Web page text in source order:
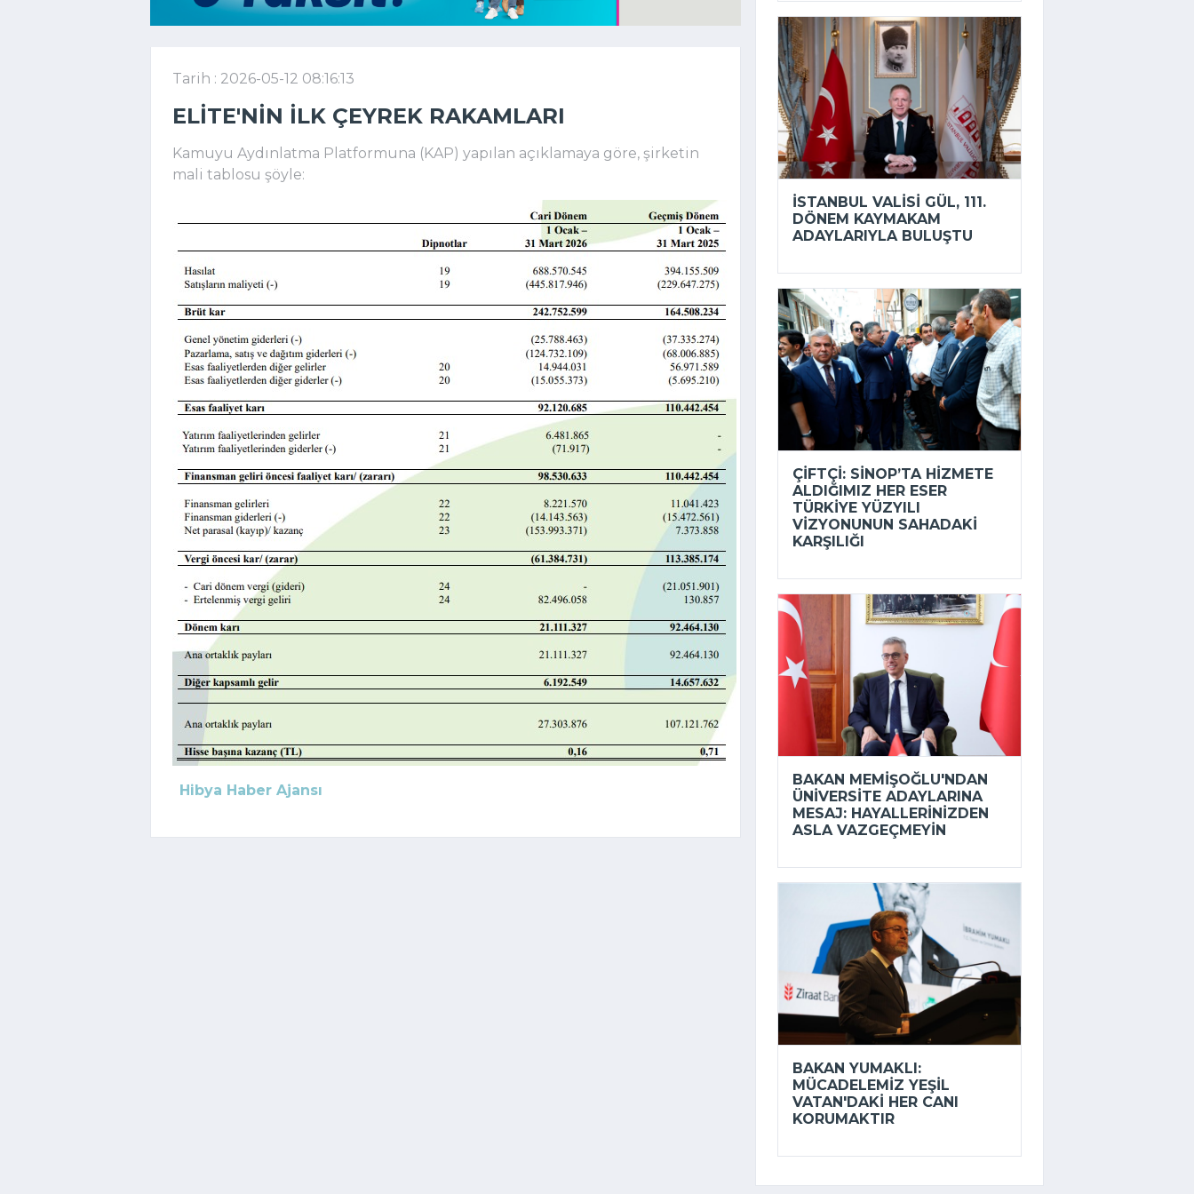
Tarih : 2026-05-12 08:16:13
ELITE'NIN ILK ÇEYREK RAKAMLARI
Kamuyu Aydınlatma Platformuna (KAP) yapılan açıklamaya göre, şirketin
mali tablosu şöyle:
Hibya Haber Ajansı
İSTANBUL VALISI GÜL, 111.
DÖNEM KAYMAKAM
ADAYLARIYLA BULUŞTU
ÇIFTÇI: SINOP’TA HIZMETE
ALDIĞIMIZ HER ESER
TÜRKIYE YÜZYILI
VIZYONUNUN SAHADAKI
KARŞILIĞI
BAKAN MEMIŞOĞLU'NDAN
ÜNIVERSITE ADAYLARINA
MESAJ: HAYALLERINIZDEN
ASLA VAZGEÇMEYIN
BAKAN YUMAKLI:
MÜCADELEMIZ YEŞIL
VATAN'DAKI HER CANI
KORUMAKTIR